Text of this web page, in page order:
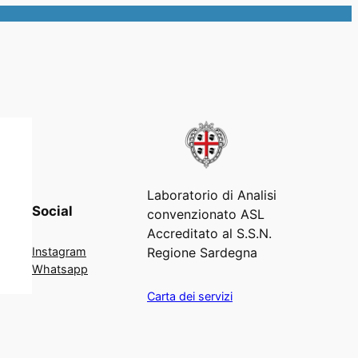
Social
Instagram
Whatsapp
Laboratorio di Analisi
convenzionato ASL
Accreditato al S.S.N.
Regione Sardegna
Carta dei servizi